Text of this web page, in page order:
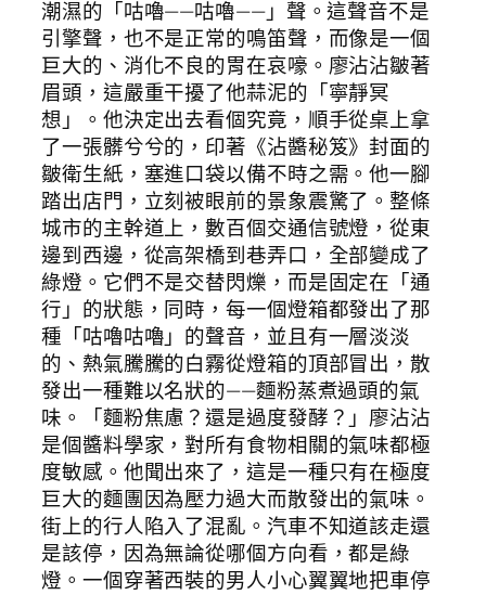
潮濕的「咕嚕——咕嚕——」聲。這聲音不是
引擎聲，也不是正常的鳴笛聲，而像是一個
巨大的、消化不良的胃在哀嚎。廖沾沾皺著
眉頭，這嚴重干擾了他蒜泥的「寧靜冥
想」。他決定出去看個究竟，順手從桌上拿
了一張髒兮兮的，印著《沾醬秘笈》封面的
皺衛生紙，塞進口袋以備不時之需。他一腳
踏出店門，立刻被眼前的景象震驚了。整條
城市的主幹道上，數百個交通信號燈，從東
邊到西邊，從高架橋到巷弄口，全部變成了
綠燈。它們不是交替閃爍，而是固定在「通
行」的狀態，同時，每一個燈箱都發出了那
種「咕嚕咕嚕」的聲音，並且有一層淡淡
的、熱氣騰騰的白霧從燈箱的頂部冒出，散
發出一種難以名狀的——麵粉蒸煮過頭的氣
味。「麵粉焦慮？還是過度發酵？」廖沾沾
是個醬料學家，對所有食物相關的氣味都極
度敏感。他聞出來了，這是一種只有在極度
巨大的麵團因為壓力過大而散發出的氣味。
街上的行人陷入了混亂。汽車不知道該走還
是該停，因為無論從哪個方向看，都是綠
燈。一個穿著西裝的男人小心翼翼地把車停